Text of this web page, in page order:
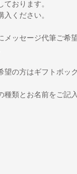
おります。
ください。
メッセージ代筆ご希
望の方はギフトボッ
類とお名前をご記